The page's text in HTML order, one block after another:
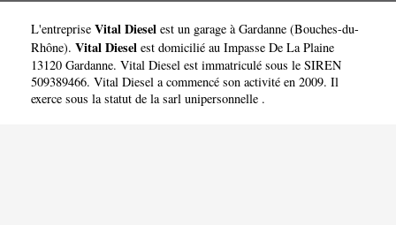
L'entreprise Vital Diesel est un garage à Gardanne (Bouches-du-
Rhône). Vital Diesel est domicilié au Impasse De La Plaine
13120 Gardanne. Vital Diesel est immatriculé sous le SIREN
509389466. Vital Diesel a commencé son activité en 2009. Il
exerce sous la statut de la sarl unipersonnelle .